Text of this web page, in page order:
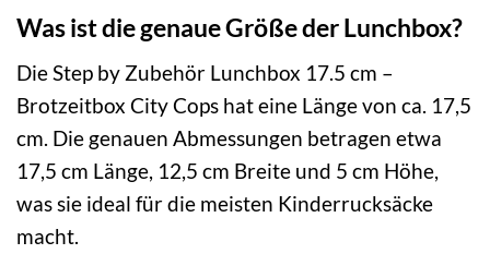
Was ist die genaue Größe der Lunchbox?
Die Step by Zubehör Lunchbox 17.5 cm –
Brotzeitbox City Cops hat eine Länge von ca. 17,5
cm. Die genauen Abmessungen betragen etwa
17,5 cm Länge, 12,5 cm Breite und 5 cm Höhe,
was sie ideal für die meisten Kinderrucksäcke
macht.